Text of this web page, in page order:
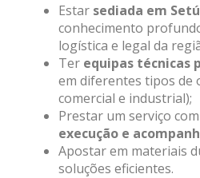
Estar sediada em
conhecimento
logística e legal da
Ter equipas técnicas
em diferentes tipos de
comercial e industrial);
Prestar um serviço
execução e
Apostar em materiais
soluções eficientes.